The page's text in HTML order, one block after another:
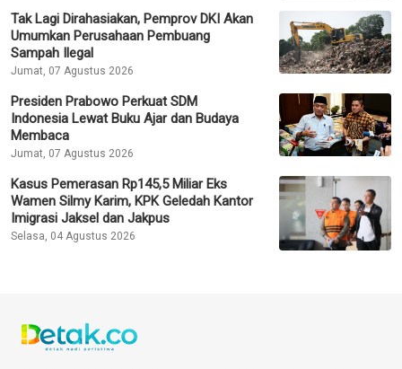
Tak Lagi Dirahasiakan, Pemprov DKI Akan
Umumkan Perusahaan Pembuang
Sampah Ilegal
Jumat, 07 Agustus 2026
Presiden Prabowo Perkuat SDM
Indonesia Lewat Buku Ajar dan Budaya
Membaca
Jumat, 07 Agustus 2026
Kasus Pemerasan Rp145,5 Miliar Eks
Wamen Silmy Karim, KPK Geledah Kantor
Imigrasi Jaksel dan Jakpus
Selasa, 04 Agustus 2026